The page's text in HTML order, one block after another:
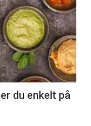
du enkelt på